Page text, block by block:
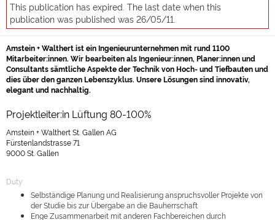
This publication has expired. The last date when this
publication was published was 26/05/11.
Amstein + Walthert ist ein Ingenieurunternehmen mit rund 1100
Mitarbeiter:innen. Wir bearbeiten als Ingenieur:innen, Planer:innen und
Consultants sämtliche Aspekte der Technik von Hoch- und Tiefbauten und
dies über den ganzen Lebenszyklus. Unsere Lösungen sind innovativ,
elegant und nachhaltig.
Projektleiter:in Lüftung 80-100%
Amstein + Walthert St. Gallen AG
Fürstenlandstrasse 71
9000 St. Gallen
Duty
Selbständige Planung und Realisierung anspruchsvoller Projekte von
der Studie bis zur Übergabe an die Bauherrschaft
Enge Zusammenarbeit mit anderen Fachbereichen durch